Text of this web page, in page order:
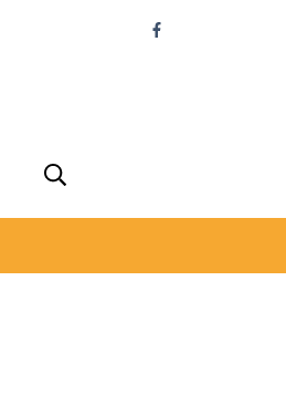
Lien vers le
Afficher la recherche